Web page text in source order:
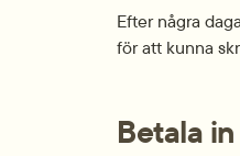
Efter några
för att kunna
Betala